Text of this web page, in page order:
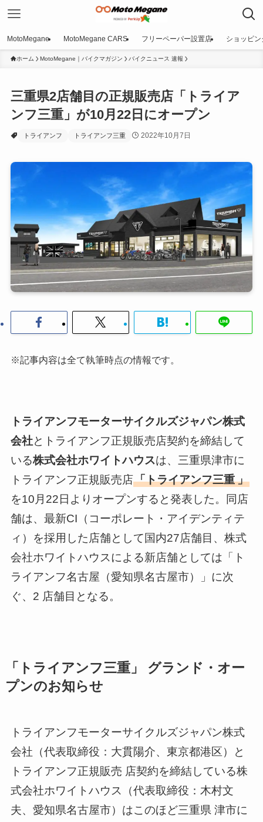
MotoMegane MotoMegane CARS フリーペーパー設置店 ショッピン
ホーム MotoMegane｜バイクマガジン バイクニュース 速報
三重県2店舗目の正規販売店「トライア
ンフ三重」が10月22日にオープン
トライアンフ トライアンフ三重 2022年10月7日
※記事内容は全て執筆時点の情報です。
トライアンフモーターサイクルズジャパン株式
会社とトライアンフ正規販売店契約を締結して
いる株式会社ホワイトハウスは、三重県津市に
トライアンフ正規販売店「トライアンフ三重」
を10月22日よりオープンすると発表した。同店
舗は、最新CI（コーポレート・アイデンティテ
ィ）を採用した店舗として国内27店舗目、株式
会社ホワイトハウスによる新店舗としては「ト
ライアンフ名古屋（愛知県名古屋市）」に次
ぐ、2 店舗目となる。
「トライアンフ三重」 グランド・オー
プンのお知らせ
トライアンフモーターサイクルズジャパン株式
会社（代表取締役：大貫陽介、東京都港区）と
トライアンフ正規販売 店契約を締結している株
式会社ホワイトハウス（代表取締役：木村文
夫、愛知県名古屋市）はこのほど三重県 津市に